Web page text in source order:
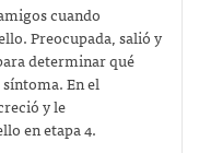
cuando
Preocupada, salió y
determinar qué
En el
y le
en etapa 4.